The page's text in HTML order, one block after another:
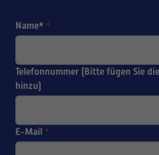
Name* *
Telefonnummer (Bitte fügen Sie
hinzu)
E-Mail *